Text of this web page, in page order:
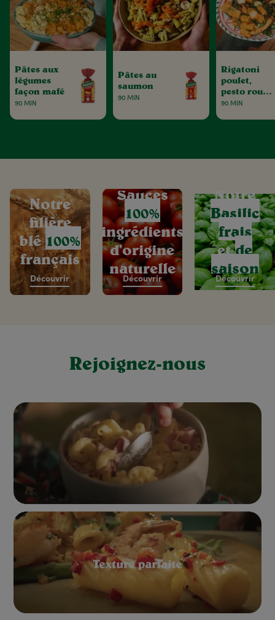
Pâtes aux
légumes
façon mafé
90 MIN
Pâtes au
saumon
90 MIN
Rigatoni
poulet,
pesto rouge
& tomates
90 MIN
Notre
filière
blé100%
français
Découvrir
Sauces
100%
ingrédients
d’origine
naturelle
Découvrir
Notre
Basilic
frais
etde
saison
Découvrir
Rejoignez-nous